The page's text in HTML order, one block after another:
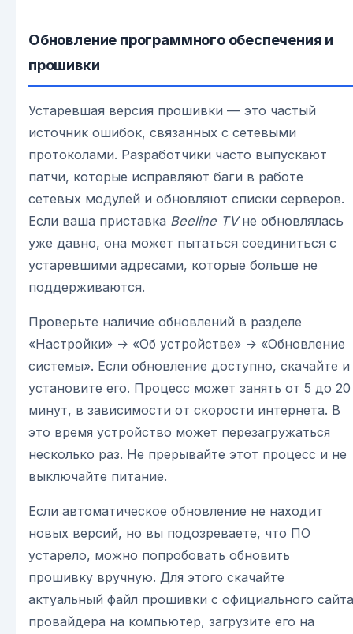
Обновление программного обеспечения и
прошивки
Устаревшая версия прошивки — это частый
источник ошибок, связанных с сетевыми
протоколами. Разработчики часто выпускают
патчи, которые исправляют баги в работе
сетевых модулей и обновляют списки серверов.
Если ваша приставка Beeline TVне обновлялась
уже давно, она может пытаться соединиться с
устаревшими адресами, которые больше не
поддерживаются.
Проверьте наличие обновлений в разделе
«Настройки» -> «Об устройстве» -> «Обновление
системы». Если обновление доступно, скачайте и
установите его. Процесс может занять от 5 до 20
минут, в зависимости от скорости интернета. В
это время устройство может перезагружаться
несколько раз. Не прерывайте этот процесс и не
выключайте питание.
Если автоматическое обновление не находит
новых версий, но вы подозреваете, что ПО
устарело, можно попробовать обновить
прошивку вручную. Для этого скачайте
актуальный файл прошивки с официального сайта
провайдера на компьютер, загрузите его на